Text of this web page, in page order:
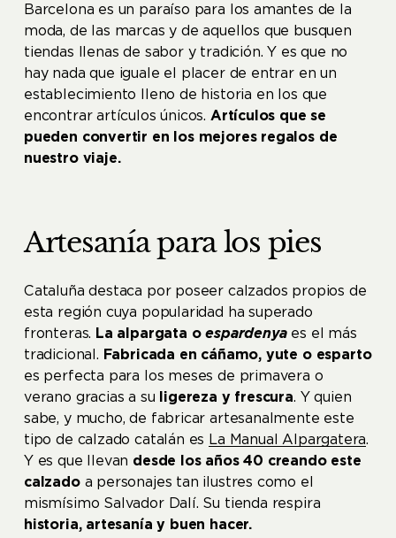
Barcelona es un paraíso para los amantes de la
moda, de las marcas y de aquellos que busquen
tiendas llenas de sabor y tradición. Y es que no
hay nada que iguale el placer de entrar en un
establecimiento lleno de historia en los que
encontrar artículos únicos. Artículos que se
pueden convertir en los mejores regalos de
nuestro viaje.
Artesanía para los pies
Cataluña destaca por poseer calzados propios de
esta región cuya popularidad ha superado
fronteras. La alpargata oespardenyaes el más
tradicional. Fabricada en cáñamo, yute o esparto
es perfecta para los meses de primavera o
verano gracias a su ligereza y frescura. Y quien
sabe, y mucho, de fabricar artesanalmente este
tipo de calzado catalán es La Manual Alpargatera.
Y es que llevan desde los años 40 creando este
calzadoa personajes tan ilustres como el
mismísimo Salvador Dalí. Su tienda respira
historia, artesanía y buen hacer.